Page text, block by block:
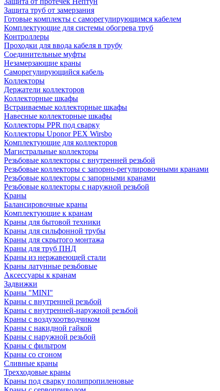
Защита труб от замерзания
Готовые комплекты с саморегулирующимся кабелем
Комплектующие для системы обогрева труб
Контроллеры
Проходки для ввода кабеля в трубу
Соединительные муфты
Незамерзающие краны
Саморегулирующийся кабель
Коллекторы
Держатели коллекторов
Коллекторные шкафы
Встраиваемые коллекторные шкафы
Навесные коллекторные шкафы
Коллекторы PPR под сварку
Коллекторы Uponor PEX Wirsbo
Комплектующие для коллекторов
Магистральные коллекторы
Резьбовые коллекторы с внутренней резьбой
Резьбовые коллекторы с запорно-регулировочными кранами
Резьбовые коллекторы с запорными кранами
Резьбовые коллекторы с наружной резьбой
Краны
Балансировочные краны
Комплектующие к кранам
Краны для бытовой техники
Краны для сильфонной трубы
Краны для скрытого монтажа
Краны для труб ПНД
Краны из нержавеющей стали
Краны латунные резьбовые
Аксессуары к кранам
Задвижки
Краны "MINI"
Краны с внутренней резьбой
Краны с внутренней-наружной резьбой
Краны с воздухоотводчиком
Краны с накидной гайкой
Краны с наружной резьбой
Краны с фильтром
Краны со сгоном
Сливные краны
Трехходовые краны
Краны под сварку полипропиленовые